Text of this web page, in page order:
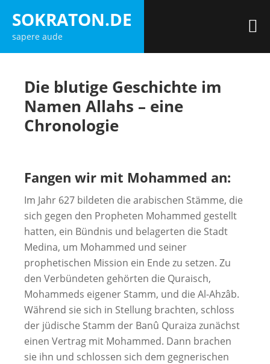
Inhalt
springen
SOKRATON.DE
sapere aude
Die blutige Geschichte im
Namen Allahs – eine
Chronologie
Fangen wir mit Mohammed an:
Im Jahr 627 bildeten die arabischen Stämme, die
sich gegen den Propheten Mohammed gestellt
hatten, ein Bündnis und belagerten die Stadt
Medina, um Mohammed und seiner
prophetischen Mission ein Ende zu setzen. Zu
den Verbündeten gehörten die Quraisch,
Mohammeds eigener Stamm, und die Al-Ahzâb.
Während sie sich in Stellung brachten, schloss
der jüdische Stamm der Banû Quraiza zunächst
einen Vertrag mit Mohammed. Dann brachen
sie ihn und schlossen sich dem gegnerischen